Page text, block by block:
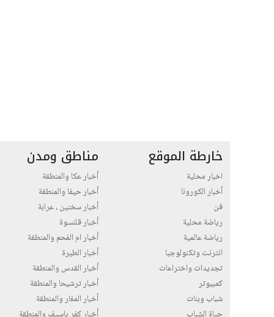
خارطة الموقع
اخبار محلية
أخبار الكورونا
فن
رياضة محلية
رياضة عالمية
انترنت وتكنولوجيا
تجديدات واختراعات
كمبيوتر
شباب وبنات
مناطق ومدن
أخبار عكا والمنطقة
أخبار حيفا والمنطقة
أخبار سخنين ، عرابة
أخبار قلنسوة
أخبار ام الفحم والمنطقة
أخبار الطيرة
أخبار القدس والمنطقة
أخبار ترشيحا والمنطقة
أخبار المغار والمنطقة